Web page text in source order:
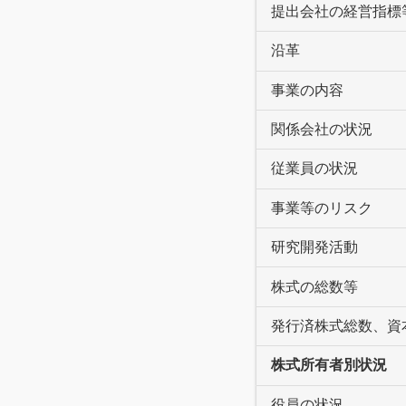
提出会社の経営指標
沿革
事業の内容
関係会社の状況
従業員の状況
事業等のリスク
研究開発活動
株式の総数等
発行済株式総数、資
株式所有者別状況